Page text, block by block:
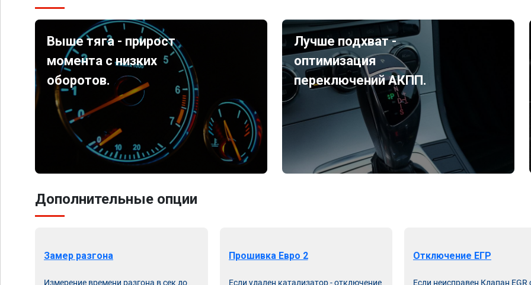
Выше тяга - прирост
момента с низких
оборотов.
Лучше подхват -
оптимизация
переключений АКПП.
Дополнительные опции
Замер разгона
Измерение времени разгона в сек до
Прошивка Евро 2
Если удален катализатор - отключение
Отключение ЕГР
Если неисправен Клапан EGR